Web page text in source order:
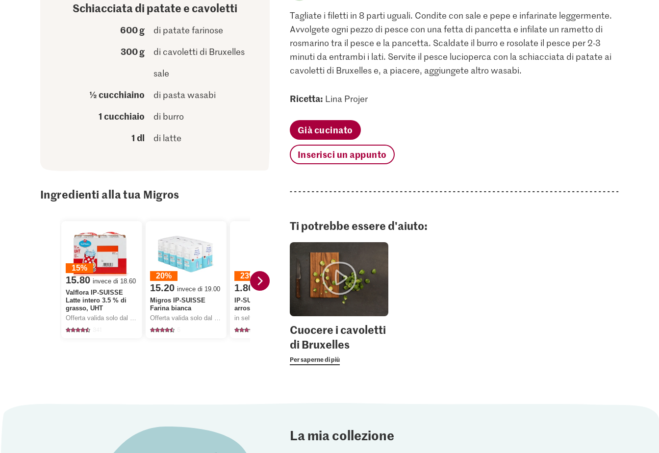
Schiacciata di patate e cavoletti
600 g di patate farinose
300 g
di cavoletti di Bruxelles
sale
½ cucchiaino di pasta wasabi
1 cucchiaio di burro
1 dl di latte
Ingredienti alla tua Migros
15%
15.80 invece di 18.60
Valflora IP-SUISSE
Latte intero 3.5 % di
grasso, UHT
Offerta valida solo dal 6.8 al 12.8.2026, fino a esaurimento dello stock.
20%
15.20 invece di 19.00
Migros IP-SUISSE
Farina bianca
Offerta valida solo dal 6.8 al 12.8.2026, fino a esaurimento dello stock.
23%
1.80 invece di 2.35
IP-SUISSE Pancetta da
arrostire
in self-service, offerta valida solo dal 6.8 al 12.8.2026, fino a esaurimento dello stock.
3.90
Migros Patate a pasta
farinosa
1151
Tagliate i filetti in 8 parti uguali. Condite con sale e pepe e infarinate leggermente.
Avvolgete ogni pezzo di pesce con una fetta di pancetta e infilate un rametto di
rosmarino tra il pesce e la pancetta. Scaldate il burro e rosolate il pesce per 2-3
minuti da entrambi i lati. Servite il pesce lucioperca con la schiacciata di patate ai
cavoletti di Bruxelles e, a piacere, aggiungete altro wasabi.
Ricetta: Lina Projer
Già cucinato
Inserisci un appunto
Ti potrebbe essere d'aiuto:
Cuocere i cavoletti
di Bruxelles
Per saperne di più
La mia collezione